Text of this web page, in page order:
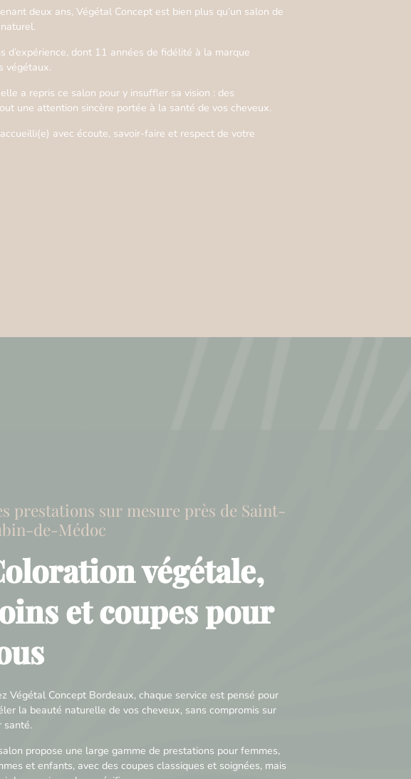
deux ans, Végétal Concept est bien plus qu’un salon de
dont 11 années de fidélité à la marque
végétaux.
a repris ce salon pour y insuffler sa vision : des
une attention sincère portée à la santé de vos cheveux.
avec écoute, savoir-faire et respect de votre
prestations sur mesure près de Saint-
de-Médoc
végétale,
et coupes pour
Végétal Concept Bordeaux, chaque service est pensé pour
la beauté naturelle de vos cheveux, sans compromis sur
santé.
propose une large gamme de prestations pour femmes,
et enfants, avec des coupes classiques et soignées, mais